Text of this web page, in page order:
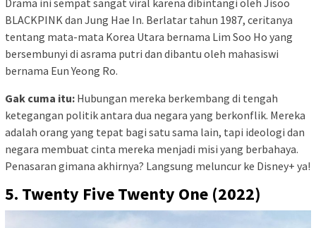
Drama ini sempat sangat viral karena dibintangi oleh Jisoo
BLACKPINK dan Jung Hae In. Berlatar tahun 1987, ceritanya
tentang mata-mata Korea Utara bernama Lim Soo Ho yang
bersembunyi di asrama putri dan dibantu oleh mahasiswi
bernama Eun Yeong Ro.
Gak cuma itu: Hubungan mereka berkembang di tengah
ketegangan politik antara dua negara yang berkonflik. Mereka
adalah orang yang tepat bagi satu sama lain, tapi ideologi dan
negara membuat cinta mereka menjadi misi yang berbahaya.
Penasaran gimana akhirnya? Langsung meluncur ke Disney+ ya!
5. Twenty Five Twenty One (2022)